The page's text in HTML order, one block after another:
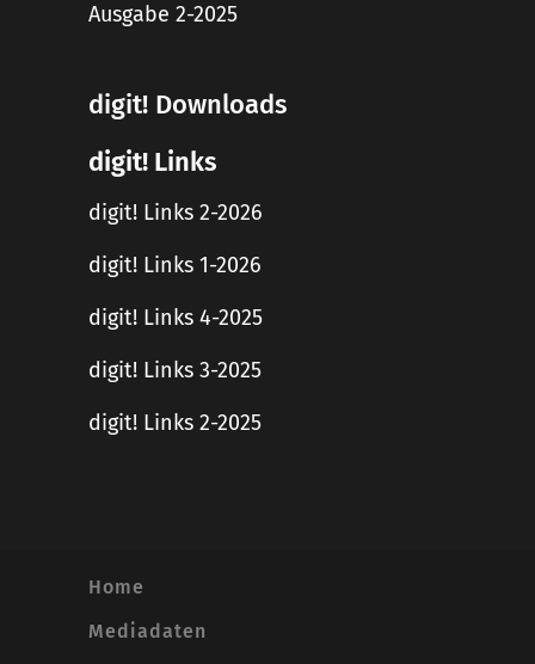
Ausgabe 2-2025
digit! Downloads
digit! Links
digit! Links 2-2026
digit! Links 1-2026
digit! Links 4-2025
digit! Links 3-2025
digit! Links 2-2025
Home
Mediadaten